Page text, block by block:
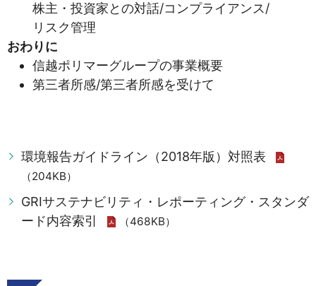
株主・投資家との対話/コンプライアンス/
リスク管理
おわりに
信越ポリマーグループの事業概要
第三者所感/第三者所感を受けて
環境報告ガイドライン（2018年版）対照表
（204KB）
GRIサステナビリティ・レポーティング・スタンダ
ード内容索引
（468KB）